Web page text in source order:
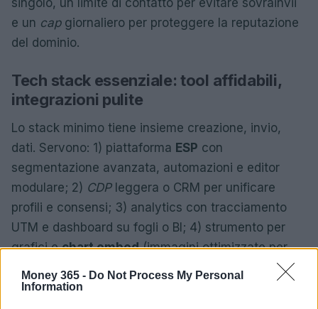
Money 365 - Do Not Process My Personal
Information
singolo, un limite di contatto per evitare sovrainvii
e un capgiornaliero per proteggere la reputazione
del dominio.
Tech stack essenziale: tool affidabili,
integrazioni pulite
Lo stack minimo tiene insieme creazione, invio,
dati. Servono: 1) piattaforma ESP con
segmentazione avanzata, automazioni e editor
modulare; 2) CDPleggera o CRM per unificare
profili e consensi; 3) analytics con tracciamento
UTM e dashboard su fogli o BI; 4) strumento per
grafici echart embed(immagini ottimizzate per
email); 5) gestione asset (drive versionato).
Integrazioni via webhook o connettori nativi